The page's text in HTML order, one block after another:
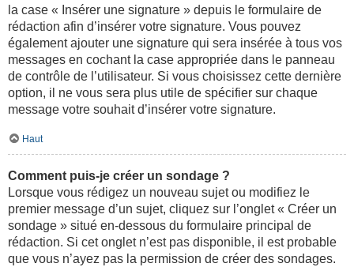
la case « Insérer une signature » depuis le formulaire de
rédaction afin d’insérer votre signature. Vous pouvez
également ajouter une signature qui sera insérée à tous vos
messages en cochant la case appropriée dans le panneau
de contrôle de l’utilisateur. Si vous choisissez cette dernière
option, il ne vous sera plus utile de spécifier sur chaque
message votre souhait d’insérer votre signature.
Haut
Comment puis-je créer un sondage ?
Lorsque vous rédigez un nouveau sujet ou modifiez le
premier message d’un sujet, cliquez sur l’onglet « Créer un
sondage » situé en-dessous du formulaire principal de
rédaction. Si cet onglet n’est pas disponible, il est probable
que vous n’ayez pas la permission de créer des sondages.